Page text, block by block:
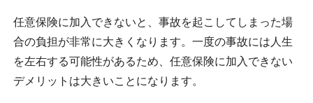
任意保険に加入できないと、事故を起こしてしまった場
合の負担が非常に大きくなります。一度の事故には人生
を左右する可能性があるため、任意保険に加入できない
デメリットは大きいことになります。